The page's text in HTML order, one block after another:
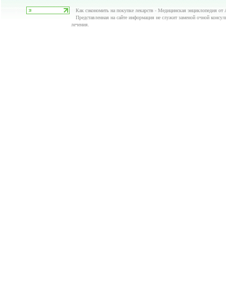
Как сэкономить на покупке лекарств - Медицинская энциклопедия
Представленная на сайте информация не служит заменой очной
лечения.